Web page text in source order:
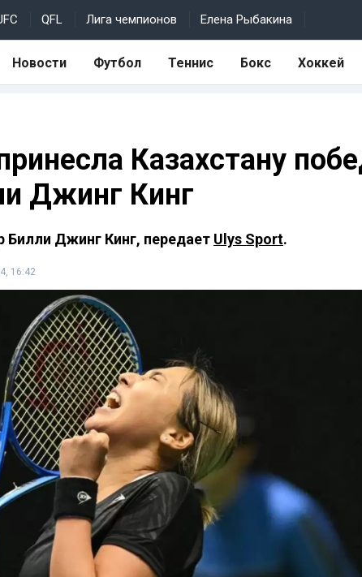
QFL Лига чемпионов Елена Рыбакина
Новости Футбол Теннис Бокс Хоккей
Казахстану
Джинг Кинг
Билли Джинг Кинг, передает Ulys Sport.
16:42